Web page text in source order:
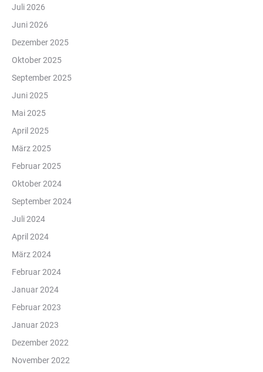
Juli 2026
Juni 2026
Dezember 2025
Oktober 2025
September 2025
Juni 2025
Mai 2025
April 2025
März 2025
Februar 2025
Oktober 2024
September 2024
Juli 2024
April 2024
März 2024
Februar 2024
Januar 2024
Februar 2023
Januar 2023
Dezember 2022
November 2022